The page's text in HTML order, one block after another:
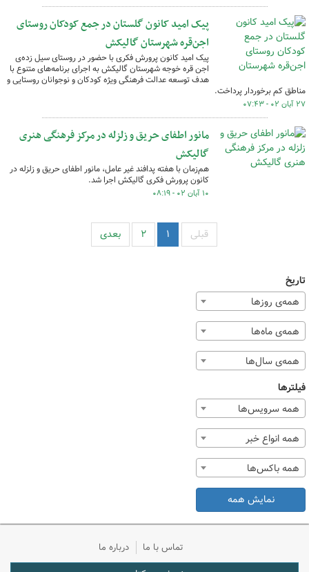
پیک امید کانون گلستان در جمع کودکان روستای
اجن‌قره شهرستان گالیکش
پیک امید کانون پرورش فکری با حضور در روستای سیل زده‌ی
اجن قره خوجه شهرستان گالیکش به اجرای برنامه‌های متنوع با
هدف توسعه عدالت فرهنگی ویژه کودکان و نوجوانان روستایی و
مناطق کم برخوردار پرداخت.
۲۷ آبان ۰۲ - ۰۷:۴۳
مانور اطفای حریق و زلزله در مرکز فرهنگی هنری
گالیکش
هم‌زمان با هفته پدافند غیر عامل، مانور اطفای حریق و زلزله در
کانون پرورش فکری گالیکش اجرا شد.
۱۰ آبان ۰۲ - ۰۸:۱۹
قبلی ۱ ۲ بعدی
تاریخ
همه‌ی روزها
همه‌ی ماه‌ها
همه‌ی سال‌ها
فیلترها
همه سرویس‌ها
همه انواع خبر
همه باکس‌ها
نمایش همه
تماس با ما درباره ما